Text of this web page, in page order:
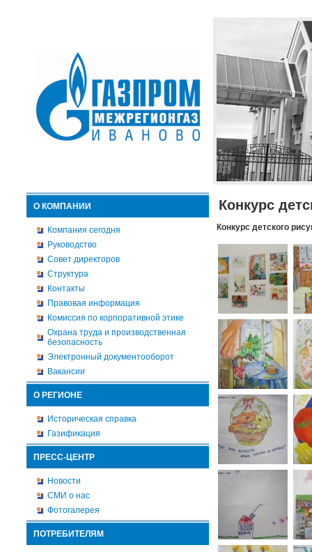
О КОМПАНИИ
Компания сегодня
Руководство
Совет директоров
Структура
Контакты
Правовая информация
Комиссия по корпоративной этике
Охрана труда и производственная
безопасность
Электронный документооборот
Вакансии
О РЕГИОНЕ
Историческая справка
Газификация
ПРЕСС-ЦЕНТР
Новости
СМИ о нас
Фотогалерея
ПОТРЕБИТЕЛЯМ
Конкурс
Конкурс детского